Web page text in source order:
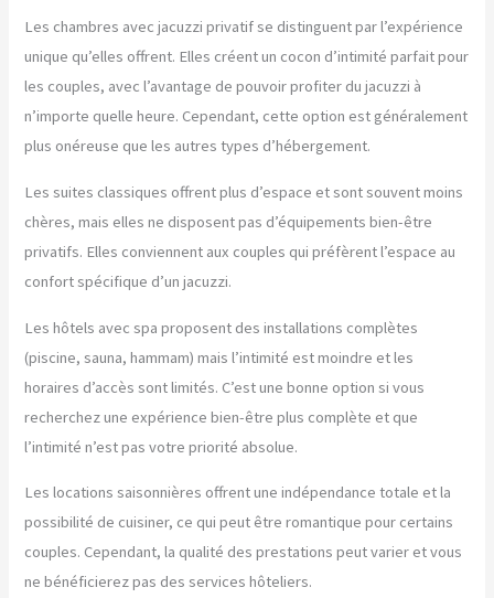
Les chambres avec jacuzzi privatif se distinguent par l’expérience
unique qu’elles offrent. Elles créent un cocon d’intimité parfait pour
les couples, avec l’avantage de pouvoir profiter du jacuzzi à
n’importe quelle heure. Cependant, cette option est généralement
plus onéreuse que les autres types d’hébergement.
Les suites classiques offrent plus d’espace et sont souvent moins
chères, mais elles ne disposent pas d’équipements bien-être
privatifs. Elles conviennent aux couples qui préfèrent l’espace au
confort spécifique d’un jacuzzi.
Les hôtels avec spa proposent des installations complètes
(piscine, sauna, hammam) mais l’intimité est moindre et les
horaires d’accès sont limités. C’est une bonne option si vous
recherchez une expérience bien-être plus complète et que
l’intimité n’est pas votre priorité absolue.
Les locations saisonnières offrent une indépendance totale et la
possibilité de cuisiner, ce qui peut être romantique pour certains
couples. Cependant, la qualité des prestations peut varier et vous
ne bénéficierez pas des services hôteliers.